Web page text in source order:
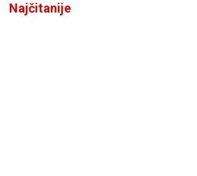
Najčitanije